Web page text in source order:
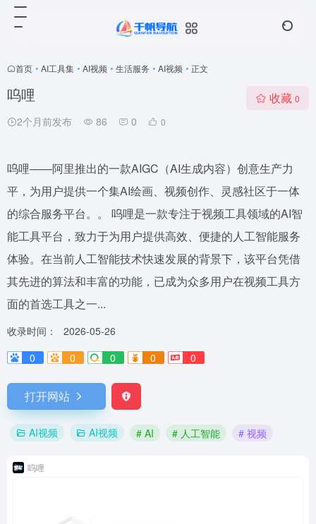
首页 • AI工具集 • AI视频 • 生活服务 • AI视频 • 正文
呜哩
2个月前发布 86 0 0
收藏 0
呜哩——阿里推出的一款AIGC（AI生成内容）创意生产力
平，为用户提供一个集AI绘画、视频创作、灵感社区于一体
的综合服务平台。。 呜哩是一款专注于视频工具领域的AI智
能工具平台，致力于为用户提供高效、便捷的人工智能服务
体验。在当前人工智能技术快速发展的背景下，该平台凭借
其先进的算法和丰富的功能，已成为众多用户在视频工具方
面的首选工具之一...
收录时间：
2026-05-26
0
0 0 0 0
打开网站
AI视频 AI视频 # AI # 人工智能 # 视频
呜哩